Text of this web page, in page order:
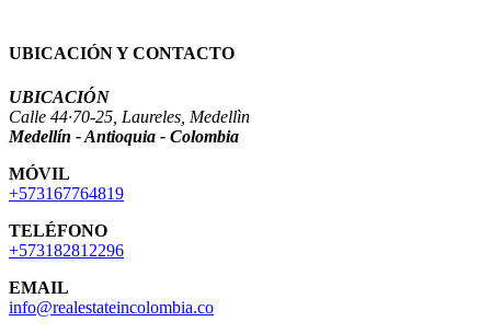
UBICACIÓN Y CONTACTO
UBICACIÓN
Calle 44·70-25, Laureles, Medellìn
Medellín - Antioquia - Colombia
MÓVIL
+573167764819
TELÉFONO
+573182812296
EMAIL
info@realestateincolombia.co